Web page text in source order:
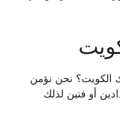
الكويت؟ نحن نؤمن
أو فنين لذلك